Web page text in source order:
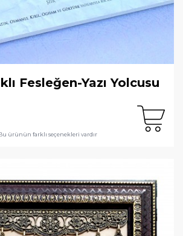
Fesleğen-Yazı Yolcusu
ürünün farklı seçenekleri vardır